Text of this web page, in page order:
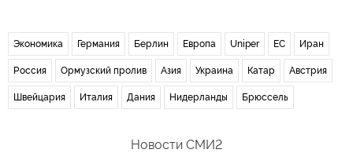
Экономика Германия Берлин Европа Uniper ЕС Иран
Россия Ормузский пролив Азия Украина Катар Австрия
Швейцария Италия Дания Нидерланды Брюссель
Новости СМИ2